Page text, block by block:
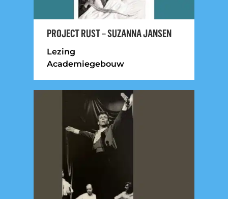
PROJECT RUST – SUZANNA JANSEN
Lezing
Academiegebouw